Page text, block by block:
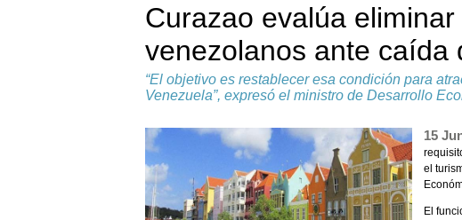
Curazao evalúa
venezolanos ante caída
“El objetivo es restablecer esa condición para
Venezuela”, expresó el ministro de Desarrollo
15
el
El